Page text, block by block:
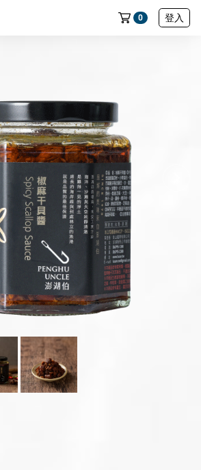
0 登入
五送一🔥
五送一🔥
品買五送一🔥
聯名魚皮買五送一🔥